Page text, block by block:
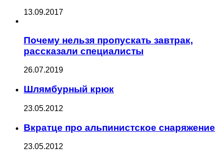
13.09.2017
Почему нельзя пропускать завтрак,
рассказали специалисты
26.07.2019
Шлямбурный крюк
23.05.2012
Вкратце про альпинистское снаряжение
23.05.2012